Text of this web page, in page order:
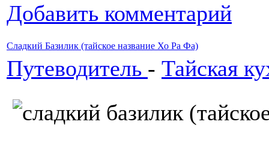
Добавить комментарий
Сладкий Базилик (тайское название Хо Ра Фа)
Путеводитель - Тайская